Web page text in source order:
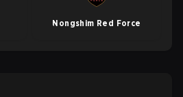
Nongshim Red Force